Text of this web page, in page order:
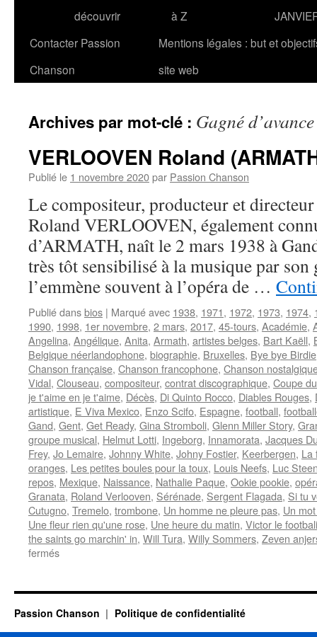
découvrir
à Z
Contacter Passion
Chanson
Mentions légales : but et
site web
Archives par mot-clé : Gagné d’avance
VERLOOVEN Roland
Publié le 1 novembre 2020par Passion Chanson
Le compositeur, producteur et
Roland VERLOOVEN, également
d’ARMATH, naît le 2 mars 1938 à
très tôt sensibilisé à la musique par
l’emmène souvent à l’opéra de …
Publié dansbios | Marqué avec 1938, 1971, 1972, 1973, 1974,
1990, 1998, 1er novembre, 2 mars, 2017, 45-tours, Académie,
Angelina, Angélique, Anita, Armath, artistes belges, Bart Kaëll,
Belgique néerlandophone, biographie, Bruxelles, Bye bye Birdie
Chanson française, Chanson francophone, Chanson
Vidal, Clouseau, compositeur, contrat discographique, Coupe
je t'aime en je t'aime, Décès, Di Quinto Rocco, Diables Rouges,
artistique, E Viva Mexico, Enzo Scifo, Espagne, football,
Gand, Gent, Get Ready, Gina Stromboli, Glenn Miller Story,
groupe musical, Helmut Lotti, Ingeborg, Innamorata, Jacques
Frey, Jo Lemaire, Johnny White, Johny Fostier, Keerbergen, La
oranges, Les petites boules pour la toux, Louis Neefs, Luc
repos, Mexique, Naissance, Nathalie Paque, Ookie pookie,
Granata, Roland Verlooven, Sérénade, Sergent Flagada, Si tu
Cutugno, Tremelo, trombone, Un homme ne pleure pas, Un
Une fleur rien qu'une rose, Une heure du matin, Victor le
the saints go marchin' in, Will Tura, Willy Sommers, Zeven
ferméssur
(ARMATH)
Passion Chanson Politique de confidentialité